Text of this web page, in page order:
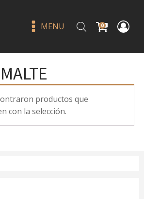
MENU 0
productos que
con la selección.